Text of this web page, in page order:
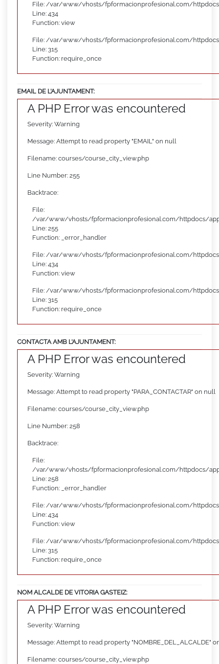
File: /var/www/vhosts/fpformacionprofesional.com/
Line: 434
Function: view
File: /var/www/vhosts/fpformacionprofesional.com/
Line: 315
Function: require_once
EMAIL DE L’AJUNTAMENT:
A PHP Error was encountered
Severity: Warning
Message: Attempt to read property "EMAIL" on null
Filename: courses/course_city_view.php
Line Number: 255
Backtrace:
File:
/var/www/vhosts/fpformacionprofesional.com/httpdocs/
Line: 255
Function: _error_handler
File: /var/www/vhosts/fpformacionprofesional.com/
Line: 434
Function: view
File: /var/www/vhosts/fpformacionprofesional.com/
Line: 315
Function: require_once
CONTACTA AMB L’AJUNTAMENT:
A PHP Error was encountered
Severity: Warning
Message: Attempt to read property "PARA_CONTACTAR" on null
Filename: courses/course_city_view.php
Line Number: 258
Backtrace:
File:
/var/www/vhosts/fpformacionprofesional.com/httpdocs/
Line: 258
Function: _error_handler
File: /var/www/vhosts/fpformacionprofesional.com/
Line: 434
Function: view
File: /var/www/vhosts/fpformacionprofesional.com/
Line: 315
Function: require_once
NOM ALCALDE DE VITORIA GASTEIZ:
A PHP Error was encountered
Severity: Warning
Message: Attempt to read property "NOMBRE_DEL_ALCALDE"
Filename: courses/course_city_view.php